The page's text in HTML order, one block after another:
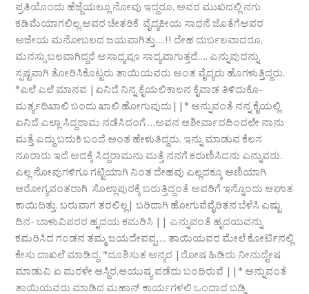
ಪ್ರತಿಯೊಂದು ಹೆಜ್ಜೆಯಲ್ಲೂ ನೋವು ಇದ್ದರೂ, ಅವರ ಮುಖದಲ್ಲಿ ನಗು
ಕಡಿಮೆಯಾಗಲಿಲ್ಲ.ಅವರ ಚೇತರಿಕೆ ವೈದ್ಯಕೀಯ ಸಾಧನೆ ಜೊತೆಗೆಅವರ
ಅಜೇಯ ಮನೋಬಲದ ಜಯವಾಗಿತ್ತು….!! ದೇಹ ದುರ್ಬಲವಾದರೂ,
ಮನಸ್ಸು ಬಲವಾಗಿದ್ದರೆ ಅಸಾಧ್ಯವೂ ಸಾಧ್ಯವಾಗುತ್ತದೆ…. ಎನ್ನುವುದನ್ನು
ಸ್ಪಷ್ಟವಾಗಿ ತೋರಿಸಿಕೊಟ್ಟರು ತಾಯಿಯವರು ಅಂತ ವೈದ್ಯರು ಹೊಗಳುತ್ತಿದ್ದರು.
*ಎಲೆ ಎಲೆ ಮಾನವ |ಏನಿದೆ ನಿನ್ನ ಕೈಯಲಿಕಾಲನ ಕೈವಾಡ ತಿಳಿದುಕೊ-
ಮರ್ತ್ಯದಿಖಾಲಿ ಬಂದು ಖಾಲಿ ಹೋಗುವುದು||* ಅನ್ನುವಂತೆ ನನ್ನ ಕೈಯಲ್ಲಿ
ಏನಿದೆ ಎಲ್ಲಾ ಸಿದ್ದರಾಮ ನಡೆಸಿದಂಗೆ …ಅವನ ಆಶೀರ್ವಾದದಿಂದಲೇ ನಾನು
ಮತ್ತೆ ಎದ್ದು ಬದುಕಿ ಬಂದೆ ಅಂತ ಹೇಳುತಿದ್ದರು. ಇನ್ನು ಮಾಡುವ ಕೆಲಸ
ನೂರಾರು ಇದೆ ಅದಕ್ಕೆ ಸಿದ್ದರಾಮನು ಮತ್ತೆ ನನಗೆ ಕರುಣಿಸಿದನು ಎನ್ನುವರು.
ಎಲ್ಲ ನೋವುಗಳಿಗೂ ಗಟ್ಟಿಯಾಗಿ ನಿಂತ ದೇಹವು ಎಲ್ಲದಕ್ಕೂ ಅಣಿಯಾಗಿ
ಆರೋಗ್ಯವಂತರಾಗಿ ಸೊಲ್ಲಾಪುರಕ್ಕೆ ಬರುತ್ತಿದ್ದಂತೆ ಅವರಿಗೆ ಇನ್ನೊಂದು ಆಘಾತ
ಕಾಯಿದಿತ್ತು. ಬರುವಾಗ ತರಲಿಲ್ಲ| ಬರಿದಾಗಿ ಹೋಗುವೆವೈರಿತನ ಬೆಳೆಸಿ ಎಷ್ಟು
ದಿನ- ಬಾಳುವಿಪರರ ಹೃದಯ ಕಮರಿಸಿ || ಎನ್ನುವಂತೆ ಹೃದಯವನ್ನು
ಕಮರಿಸಿದ ಗಂಡನ ತಮ್ಮ ಜಯದೇವಪ್ಪ…. ತಾಯಿಯವರ ಮೇಲೆ ಕೋರ್ಟಿನಲ್ಲಿ
ಕೇಸು ದಾಖಲೆ ಮಾಡಿದ್ದ. *ದೂಶಿಸುತ ಅನ್ಯರ |ರೋಷ ಹಿಡಿದು ನೀನುದ್ವೇಷ
ಮಾಡುವಿ ಏ ಮರಳೇ ಆಸ್ಥಿರ,ಆಯುಷ್ಯ ಪಡೆದು ಬಂದಿರುವೆ ||* ಅನ್ನುವಂತೆ
ತಾಯಿಯವರು ಮಾಡಿದ ಮಹಾನ್ ಕಾರ್ಯಗಳಲಿ ಒಂದಾದ ಬಡ್ಡಿ